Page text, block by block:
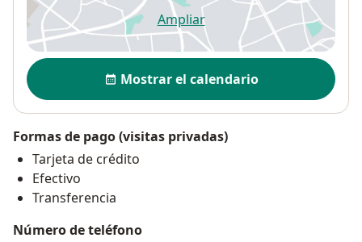
Ampliarse abre en una nueva
Disponibilidad
Mostrar el calendario
Formas de pago (visitas privadas)
Tarjeta de crédito
Efectivo
Transferencia
Número de teléfono